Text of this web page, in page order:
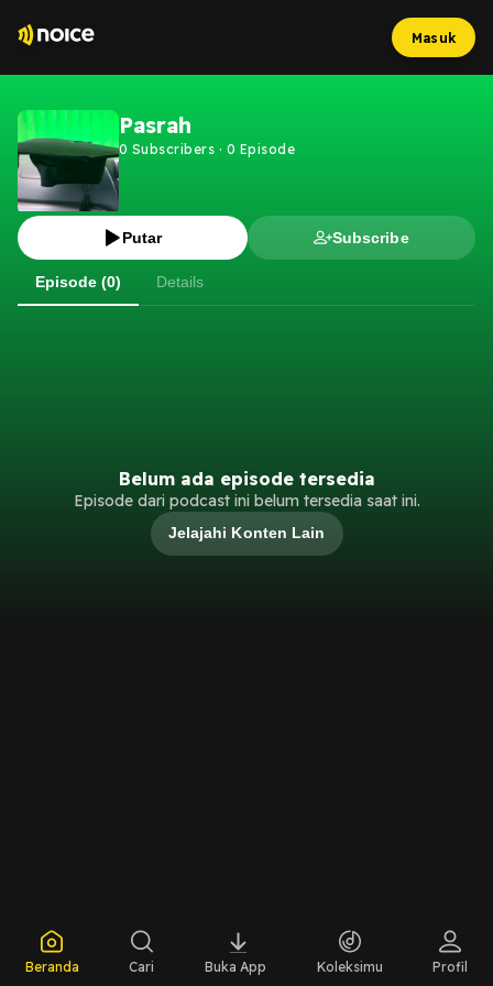
Masuk
Pasrah
0 Subscribers · 0 Episode
Putar Subscribe
Episode (0) Details
Belum ada episode tersedia
Episode dari podcast ini belum tersedia saat ini.
Jelajahi Konten Lain
Beranda Cari Buka App Koleksimu Profil